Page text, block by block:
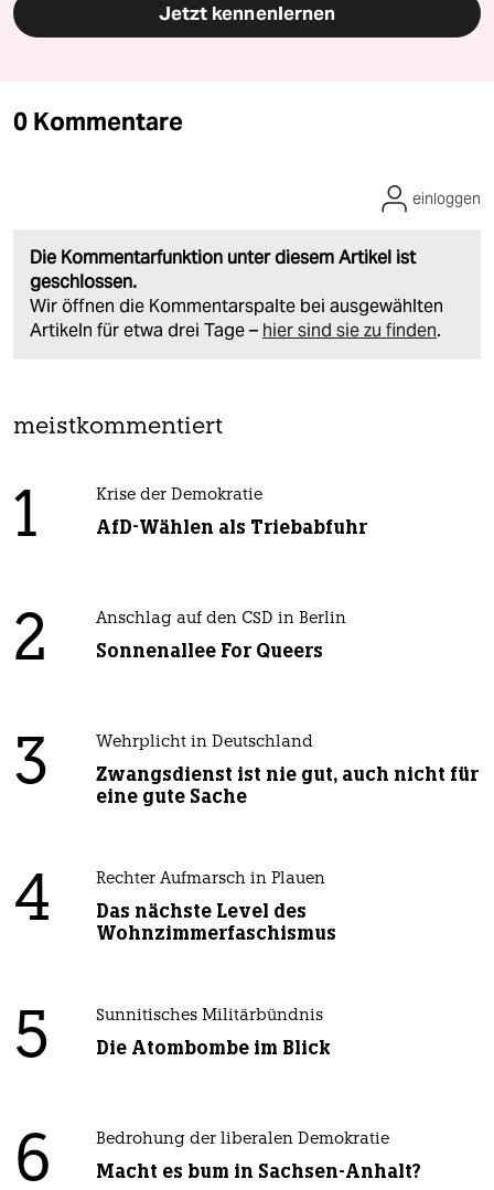
Jetzt kennenlernen
0 Kommentare
Die Kommentarfunktion unter diesem Artikel ist
geschlossen.
Wir öffnen die Kommentarspalte bei ausgewählten
Artikeln für etwa drei Tage – hier sind sie zu finden.
einloggen
meistkommentiert
1 Krise der Demokratie
AfD-Wählen als Triebabfuhr
2 Anschlag auf den CSD in Berlin
Sonnenallee For Queers
3 Wehrplicht in Deutschland
Zwangsdienst ist nie gut, auch nicht für
eine gute Sache
4 Rechter Aufmarsch in Plauen
Das nächste Level des
Wohnzimmerfaschismus
5 Sunnitisches Militärbündnis
Die Atombombe im Blick
6 Bedrohung der liberalen Demokratie
Macht es bum in Sachsen-Anhalt?